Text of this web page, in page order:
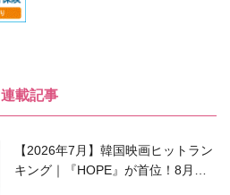
連載記事
【2026年7月】韓国映画ヒットラン
キング｜『HOPE』が首位！8月公